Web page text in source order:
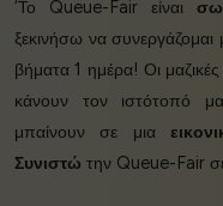
‘Το Queue-Fair είναι
ξεκινήσω να συνεργάζομαι
βήματα 1 ημέρα! Οι
κάνουν τον ιστότοπό
μπαίνουν σε μια
Συνιστώ την Queue-Fair